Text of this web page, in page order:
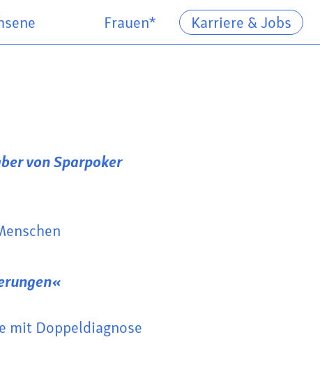
Frauen* Karriere & Jobs
von Sparpoker
mit Doppeldiagnose